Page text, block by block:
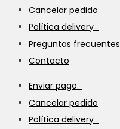
Cancelar pedido
Política delivery
Preguntas frecuentes
Contacto
Enviar pago
Cancelar pedido
Política delivery